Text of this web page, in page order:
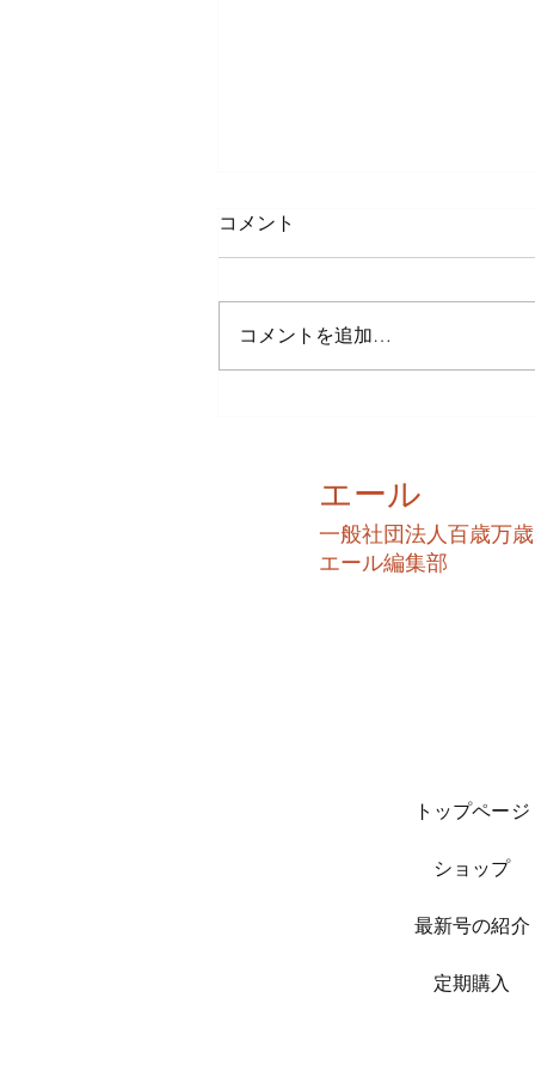
コメント
コメントを追加…
エール
​一般社団法人百歳万歳
​エール編集部
トップページ
ショップ
最新号の紹介
​定期購入